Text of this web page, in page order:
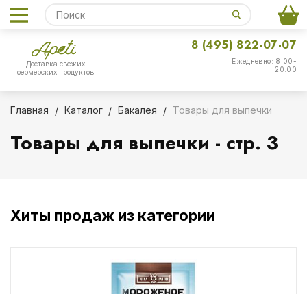
Доставка свежих
фермерских продуктов
Ежедневно: 8:00-
20:00
8 (495) 822-07-07
Главная Каталог Бакалея Товары для выпечки
Товары для выпечки - стр. 3
Хиты продаж из категории